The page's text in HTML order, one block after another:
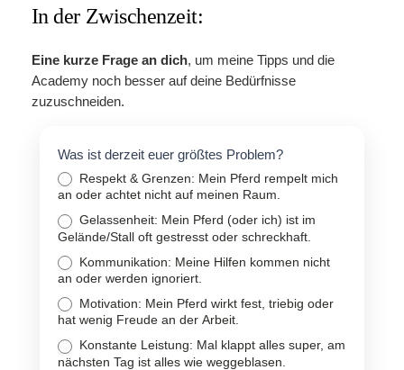
In der Zwischenzeit:
Eine kurze Frage an dich, um meine Tipps und die
Academy noch besser auf deine Bedürfnisse
zuzuschneiden.
Kodex
Signup
Follow
Up
Was ist derzeit euer größtes Problem?
Respekt & Grenzen: Mein Pferd rempelt mich
an oder achtet nicht auf meinen Raum.
Gelassenheit: Mein Pferd (oder ich) ist im
Gelände/Stall oft gestresst oder schreckhaft.
Kommunikation: Meine Hilfen kommen nicht
an oder werden ignoriert.
Motivation: Mein Pferd wirkt fest, triebig oder
hat wenig Freude an der Arbeit.
Konstante Leistung: Mal klappt alles super, am
nächsten Tag ist alles wie weggeblasen.